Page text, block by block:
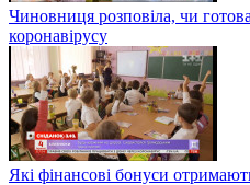
Чиновниця розповіла, чи
коронавірусу
Які фінансові бонуси